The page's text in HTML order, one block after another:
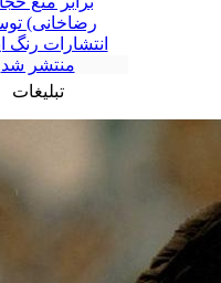
تبلیغات